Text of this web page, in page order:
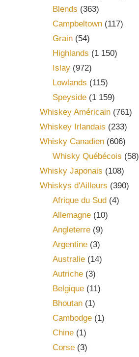
Blends (363)
Campbeltown(117)
Grain(54)
Highlands (1 150)
Islay(972)
Lowlands (115)
Speyside(1 159)
Whiskey Américain (761)
Whiskey Irlandais (233)
Whisky Canadien (606)
Whisky Québécois (58)
Whisky Japonais (108)
Whiskys d'Ailleurs (390)
Afrique du Sud (4)
Allemagne(10)
Angleterre(9)
Argentine(3)
Australie(14)
Autriche(3)
Belgique(11)
Bhoutan(1)
Cambodge(1)
Chine(1)
Corse(3)